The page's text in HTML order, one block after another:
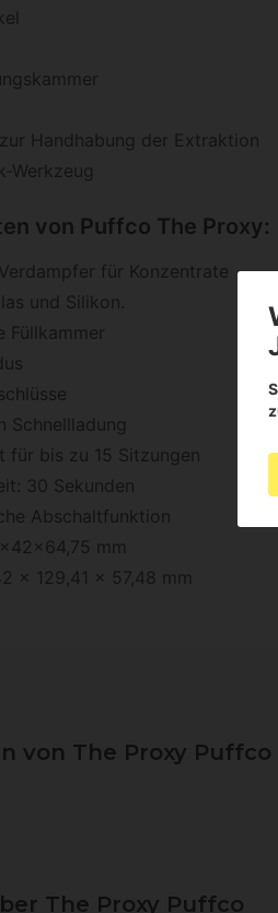
Handhabung der Extraktion
Werkzeug
von Puffco The Proxy:
für Konzentrate
und Silikon.
Füllkammer
Schnellladung
für bis zu 15 Sitzungen
30 Sekunden
Abschaltfunktion
mm
x 129,41 x 57,48 mm
von The Proxy Puffco
The Proxy Puffco